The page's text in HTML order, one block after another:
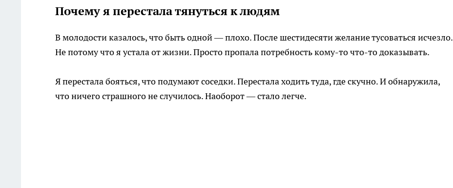
Почему я перестала тянуться к людям
В молодости казалось, что быть одной — плохо. После шестидесяти желание тусоваться исчезло.
Не потому что я устала от жизни. Просто пропала потребность кому-то что-то доказывать.
Я перестала бояться, что подумают соседки. Перестала ходить туда, где скучно. И обнаружила,
что ничего страшного не случилось. Наоборот — стало легче.